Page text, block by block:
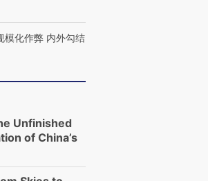
模化作弊 内外勾结
Unfinished
of China’s